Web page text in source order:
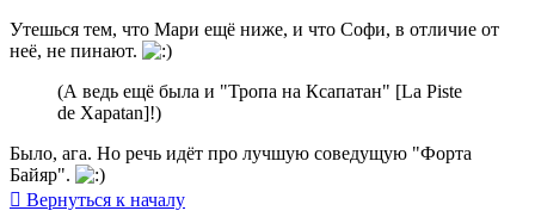
Утешься тем, что Мари ещё ниже, и что Софи, в отличие от
неё, не пинают.
(А ведь ещё была и "Тропа на Ксапатан" [La Piste
de Xapatan]!)
Было, ага. Но речь идёт про лучшую соведущую "Форта
Байяр".
Вернуться к началу